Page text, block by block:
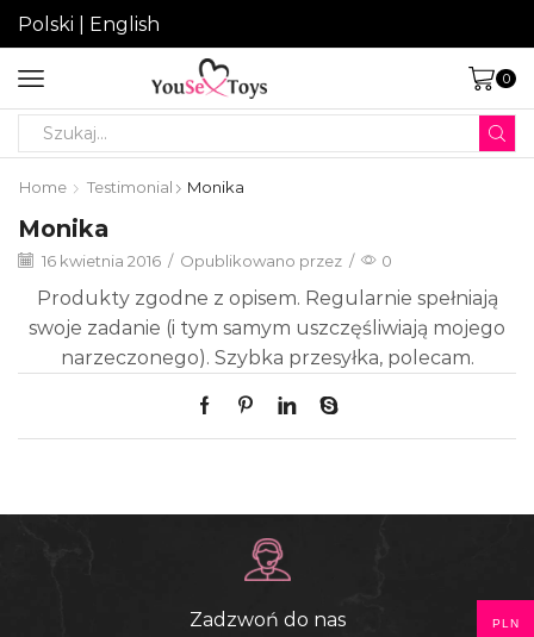
Polski English
0
Home Testimonial Monika
Monika
16 kwietnia 2016 / Opublikowano przez / 0
Produkty zgodne z opisem. Regularnie spełniają
swoje zadanie (i tym samym uszczęśliwiają mojego
narzeczonego). Szybka przesyłka, polecam.
Zadzwoń do nas
PLN